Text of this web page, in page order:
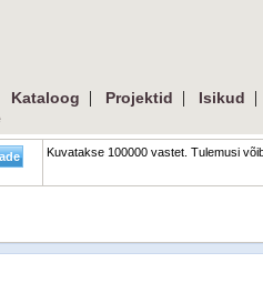
Kataloog | Projektid | Isikud |
Kuvatakse 100000 vastet. Tulemusi